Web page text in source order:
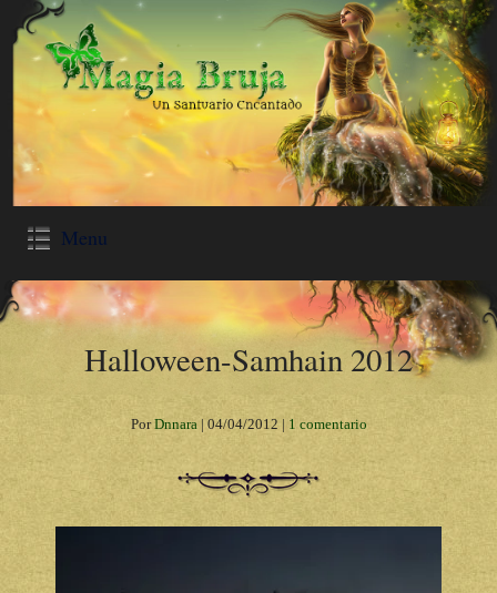
Menu
Halloween-Samhain 2012
PorDnnara| 04/04/2012 | 1 comentario